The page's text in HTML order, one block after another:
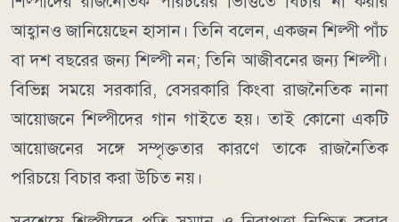
আহ্বানও জানিয়েছেন হাসান। তিনি বলেন, একজন শিল্পী পাঁচ
বা দশ বছরের জন্য শিল্পী নন; তিনি আজীবনের জন্য শিল্পী।
বিভিন্ন সময়ে সরকারি, বেসরকারি কিংবা রাজনৈতিক নানা
আয়োজনে শিল্পীদের গান গাইতে হয়। তাই কোনো একটি
আয়োজনের সঙ্গে সম্পৃক্ততার কারণে তাকে রাজনৈতিক
পরিচয়ে বিচার করা উচিত নয়।